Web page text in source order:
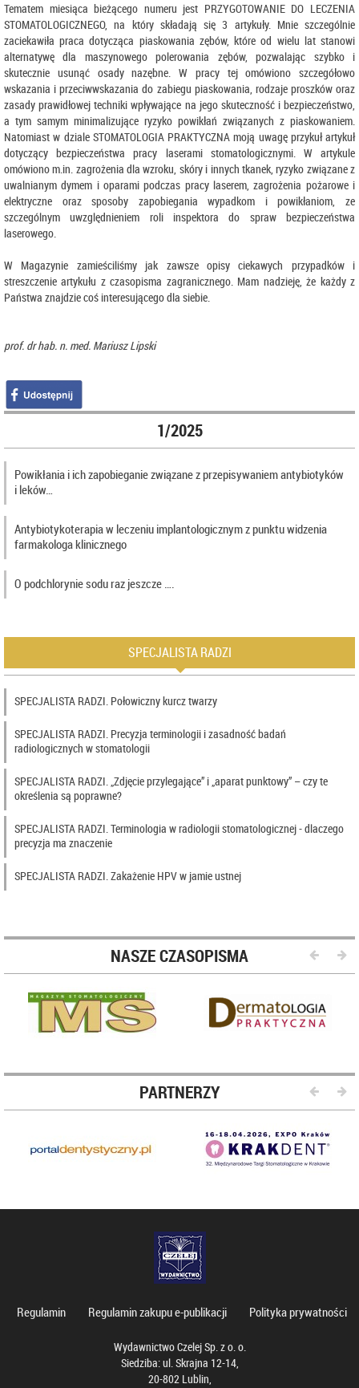
Tematem miesiąca bieżącego numeru jest PRZYGOTOWANIE DO LECZENIA
STOMATOLOGICZNEGO, na który składają się 3 artykuły. Mnie szczególnie
zaciekawiła praca dotycząca piaskowania zębów, które od wielu lat stanowi
alternatywę dla maszynowego polerowania zębów, pozwalając szybko i
skutecznie usunąć osady nazębne. W pracy tej omówiono szczegółowo
wskazania i przeciwwskazania do zabiegu piaskowania, rodzaje proszków oraz
zasady prawidłowej techniki wpływające na jego skuteczność i bezpieczeństwo,
a tym samym minimalizujące ryzyko powikłań związanych z piaskowaniem.
Natomiast w dziale STOMATOLOGIA PRAKTYCZNA moją uwagę przykuł artykuł
dotyczący bezpieczeństwa pracy laserami stomatologicznymi. W artykule
omówiono m.in. zagrożenia dla wzroku, skóry i innych tkanek, ryzyko związane z
uwalnianym dymem i oparami podczas pracy laserem, zagrożenia pożarowe i
elektryczne oraz sposoby zapobiegania wypadkom i powikłaniom, ze
szczególnym uwzględnieniem roli inspektora do spraw bezpieczeństwa
laserowego.
W Magazynie zamieściliśmy jak zawsze opisy ciekawych przypadków i
streszczenie artykułu z czasopisma zagranicznego. Mam nadzieję, że każdy z
Państwa znajdzie coś interesującego dla siebie.
prof. dr hab. n. med. Mariusz Lipski
1/2025
Powikłania i ich zapobieganie związane z przepisywaniem antybiotyków
i leków…
Antybiotykoterapia w leczeniu implantologicznym z punktu widzenia
farmakologa klinicznego
O podchlorynie sodu raz jeszcze ….
SPECJALISTA RADZI
SPECJALISTA RADZI. Połowiczny kurcz twarzy
SPECJALISTA RADZI. Precyzja terminologii i zasadność badań
radiologicznych w stomatologii
SPECJALISTA RADZI. „Zdjęcie przylegające” i „aparat punktowy” – czy te
określenia są poprawne?
SPECJALISTA RADZI. Terminologia w radiologii stomatologicznej - dlaczego
precyzja ma znaczenie
SPECJALISTA RADZI. Zakażenie HPV w jamie ustnej
NASZE CZASOPISMA
PARTNERZY
Regulamin Regulamin zakupu e-publikacji Polityka prywatności
Wydawnictwo Czelej Sp. z o. o.
Siedziba: ul. Skrajna 12-14,
20-802 Lublin,